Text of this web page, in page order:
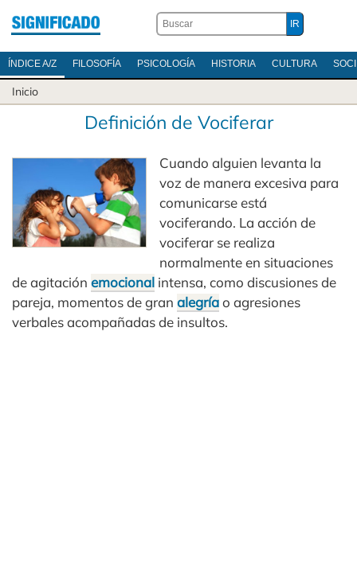
ÍNDICE A/Z FILOSOFÍA PSICOLOGÍA HISTORIA CULTURA
Inicio
Definición de Vociferar
Cuando alguien levanta la
voz de manera excesiva para
comunicarse está
vociferando. La acción de
vociferar se realiza
normalmente en situaciones
de agitación emocional intensa, como discusiones de
pareja, momentos de gran alegríao agresiones
verbales acompañadas de insultos.